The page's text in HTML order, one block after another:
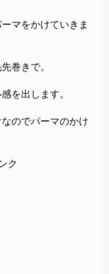
マをかけていきま
巻きで。
を出します。
のでパーマのかけ
ク